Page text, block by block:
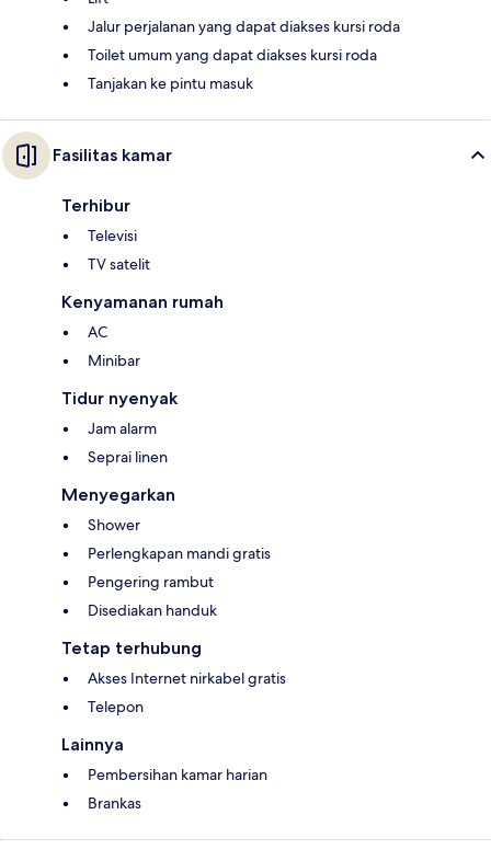
Jalur perjalanan yang dapat diakses kursi roda
Toilet umum yang dapat diakses kursi roda
Tanjakan ke pintu masuk
Fasilitas kamar
Terhibur
Televisi
TV satelit
Kenyamanan rumah
AC
Minibar
Tidur nyenyak
Jam alarm
Seprai linen
Menyegarkan
Shower
Perlengkapan mandi gratis
Pengering rambut
Disediakan handuk
Tetap terhubung
Akses Internet nirkabel gratis
Telepon
Lainnya
Pembersihan kamar harian
Brankas